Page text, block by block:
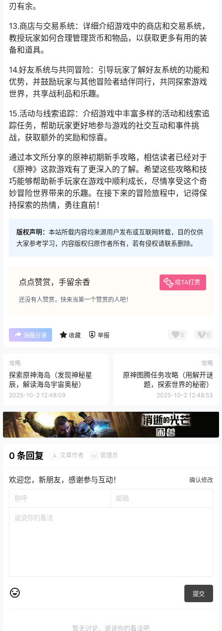
刃有余。
13.商店与交易系统：详细介绍游戏中的商店和交易系统，
教授玩家如何合理管理货币和物品，以获取更多有用的装
备和道具。
14.好友系统与共同冒险：引导玩家了解好友系统的功能和
优势，并鼓励玩家与其他冒险者结伴同行，共同探索游戏
世界，共享战利品和乐趣。
15.活动与线索追踪：介绍游戏中丰富多样的活动和线索追
踪任务，帮助玩家更好地参与游戏的社交互动和事件挑
战，获取额外的奖励和惊喜。
通过本文所分享的原神初期新手攻略，相信读者已经对于
《原神》这款游戏有了更深入的了解。希望这些攻略和技
巧能够帮助新手玩家在游戏中顺利成长，尽情享受这个奇
妙冒险世界带来的乐趣。在接下来的冒险旅程中，记得保
持探索的热情，勇往直前！
版权声明： 本站所载内容均来源用户发布或互联网转载，目的仅供
大家参考学习，内容版权归原作者所有，若有侵权请联系删除。
点点赞赏，手留余香 给TA打赏
还没有人赞赏，快来当第一个赞赏的人吧！
海报分享 收藏 举报 0 0
攻略
探索原神海岛（发现神秘星
辰，解读海岛宇宙奥秘）
2025-10-2 12:48:09
攻略
原神图腾任务攻略（用解开谜
题，探索世界的秘密）
2025-10-2 12:48:53
0 条回复 A 文章作者 M 管理员
欢迎您，新朋友，感谢参与互动！ 确认修改
提交
暂无讨论，说说你的看法吧